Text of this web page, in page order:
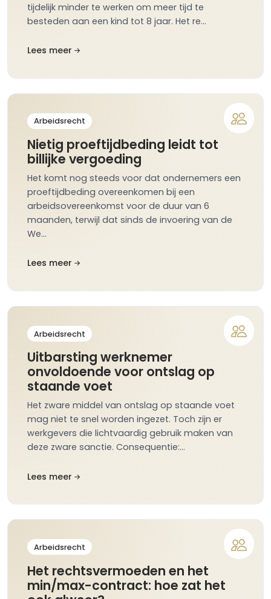
tijdelijk minder te werken om meer tijd te
besteden aan een kind tot 8 jaar. Het re…
Lees meer
Arbeidsrecht
Nietig proeftijdbeding leidt tot
billijke vergoeding
Het komt nog steeds voor dat ondernemers een
proeftijdbeding overeenkomen bij een
arbeidsovereenkomst voor de duur van 6
maanden, terwijl dat sinds de invoering van de
We…
Lees meer
Arbeidsrecht
Uitbarsting werknemer
onvoldoende voor ontslag op
staande voet
Het zware middel van ontslag op staande voet
mag niet te snel worden ingezet. Toch zijn er
werkgevers die lichtvaardig gebruik maken van
deze zware sanctie. Consequentie:…
Lees meer
Arbeidsrecht
Het rechtsvermoeden en het
min/max-contract: hoe zat het